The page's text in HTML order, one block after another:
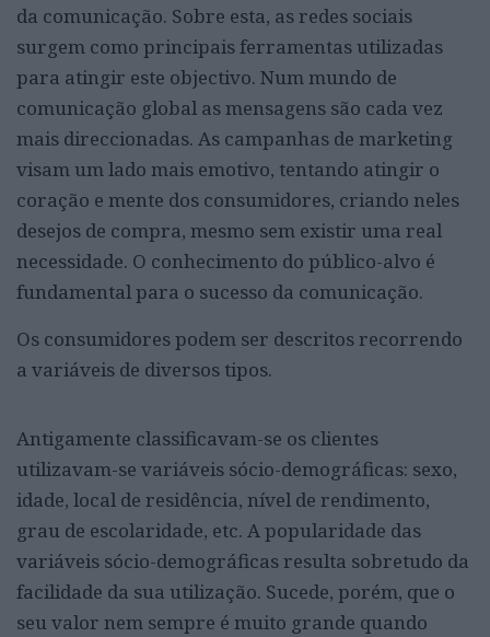
da comunicação. Sobre esta, as redes sociais
surgem como principais ferramentas utilizadas
para atingir este objectivo. Num mundo de
comunicação global as mensagens são cada vez
mais direccionadas. As campanhas de marketing
visam um lado mais emotivo, tentando atingir o
coração e mente dos consumidores, criando neles
desejos de compra, mesmo sem existir uma real
necessidade. O conhecimento do público-alvo é
fundamental para o sucesso da comunicação.
Os consumidores podem ser descritos recorrendo
a variáveis de diversos tipos.
Antigamente classificavam-se os clientes
utilizavam-se variáveis sócio-demográficas: sexo,
idade, local de residência, nível de rendimento,
grau de escolaridade, etc. A popularidade das
variáveis sócio-demográficas resulta sobretudo da
facilidade da sua utilização. Sucede, porém, que o
seu valor nem sempre é muito grande quando